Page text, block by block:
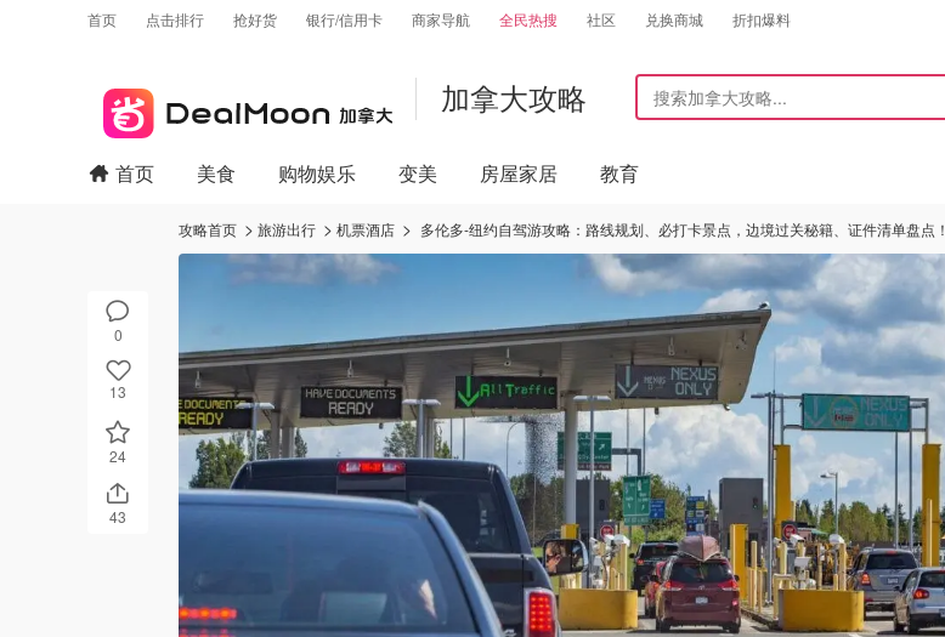
首页 点击排行 抢好货 银行/信用卡 商家导航 全民热搜 社区 兑换商城 折扣爆料
加拿大攻略
0
13
24
43
首页 美食 购物娱乐 变美 房屋家居 教育
攻略首页 旅游出行 机票酒店 多伦多-纽约自驾游攻略：路线规划、必打卡景点，边境过关秘籍、证件清单盘点！